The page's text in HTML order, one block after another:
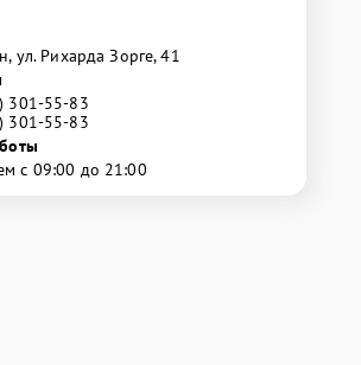
ул. Рихарда Зорге, 41
301-55-83
301-55-83
с 09:00 до 21:00